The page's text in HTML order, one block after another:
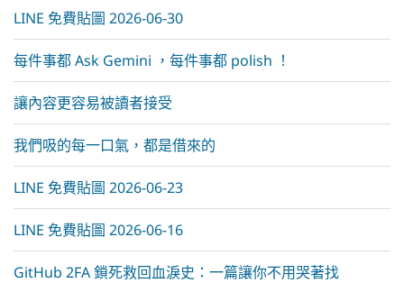
LINE 免費貼圖 2026-06-30
每件事都 Ask Gemini ，每件事都 polish ！
讓內容更容易被讀者接受
我們吸的每一口氣，都是借來的
LINE 免費貼圖 2026-06-23
LINE 免費貼圖 2026-06-16
GitHub 2FA 鎖死救回血淚史：一篇讓你不用哭著找